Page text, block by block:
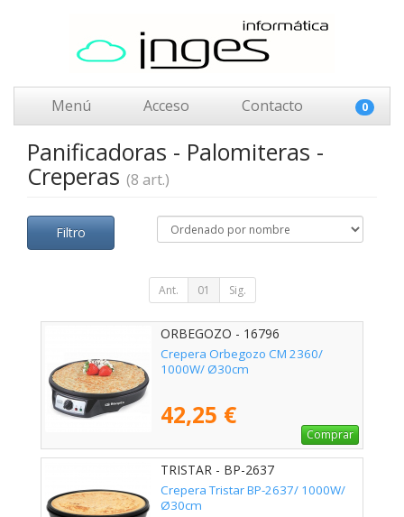
Menú Acceso Contacto 0
Panificadoras - Palomiteras -
Creperas (8 art.)
Filtro
Ant. 01 Sig.
ORBEGOZO - 16796
Crepera Orbegozo CM 2360/
1000W/ Ø30cm
42,25 €
Comprar
TRISTAR - BP-2637
Crepera Tristar BP-2637/ 1000W/
Ø30cm